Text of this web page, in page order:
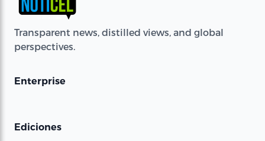
Transparent news, distilled views, and global
perspectives.
Enterprise
Ediciones